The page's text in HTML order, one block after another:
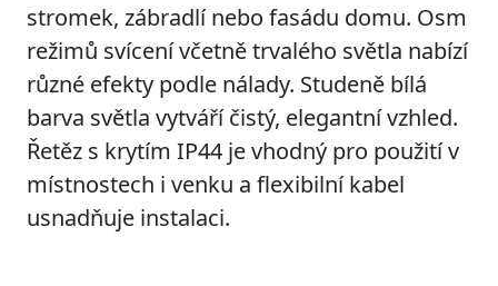
stromek, zábradlí nebo fasádu domu. Osm
režimů svícení včetně trvalého světla nabízí
různé efekty podle nálady. Studeně bílá
barva světla vytváří čistý, elegantní vzhled.
Řetěz s krytím IP44 je vhodný pro použití v
místnostech i venku a flexibilní kabel
usnadňuje instalaci.